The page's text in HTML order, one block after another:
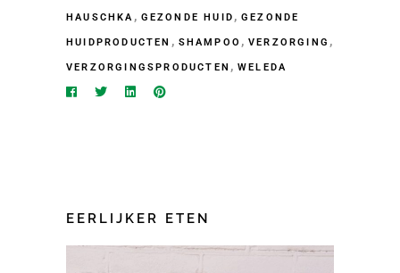
HAUSCHKA , GEZONDE HUID ,GEZONDE
HUIDPRODUCTEN , SHAMPOO ,VERZORGING ,
VERZORGINGSPRODUCTEN , WELEDA
EERLIJKER ETEN